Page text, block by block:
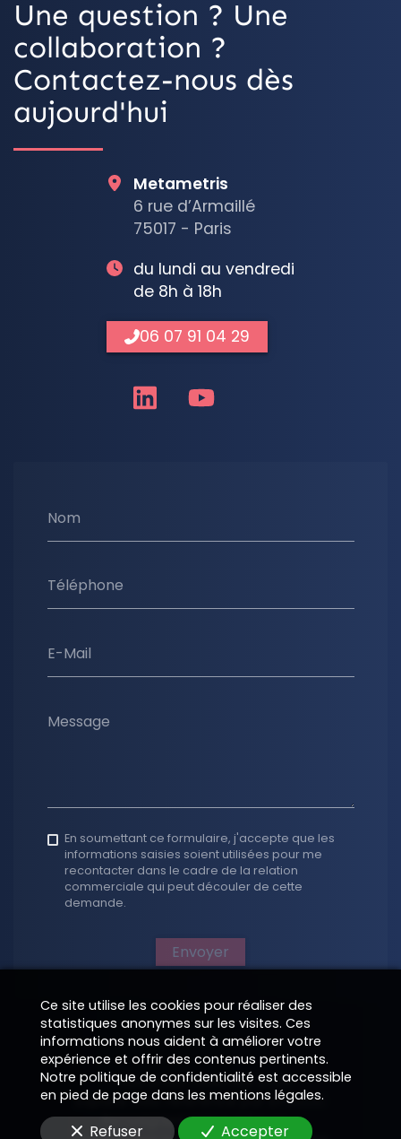
Une question ? Une
collaboration ?
Contactez-nous dès
aujourd'hui
Nom
Téléphone
E-Mail
Message
En soumettant ce formulaire, j'accepte que les
informations saisies soient utilisées pour me
recontacter dans le cadre de la relation
commerciale qui peut découler de cette
demande.
Envoyer
Metametris
6 rue d’Armaillé
75017 - Paris
du lundi au vendredi
de 8h à 18h
06 07 91 04 29
Tous droits réservés 2026
—
Espace web référencé par EPIXELIC
—
Renseignements juridiques—
Ce site utilise les cookies pour réaliser des
statistiques anonymes sur les visites. Ces
informations nous aident à améliorer votre
expérience et offrir des contenus pertinents.
Notre politique de confidentialité est accessible
en pied de page dans les mentions légales.
Refuser Accepter